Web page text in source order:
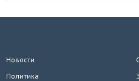
Новости
Политика